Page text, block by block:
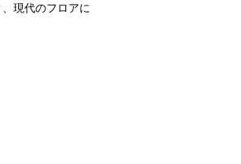
現代のフロアに